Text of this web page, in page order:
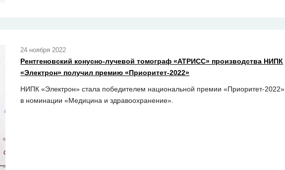
24 ноября 2022
Рентгеновский конусно-лучевой томограф «АТРИСС» производства НИПК
«Электрон» получил премию «Приоритет-2022»
НИПК «Электрон» стала победителем национальной премии «‎Приоритет-2022»
в номинации «Медицина и здравоохранение».